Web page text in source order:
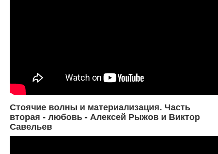
Стоячие волны и материализация. Часть
вторая - любовь - Алексей Рыжов и Виктор
Савельев